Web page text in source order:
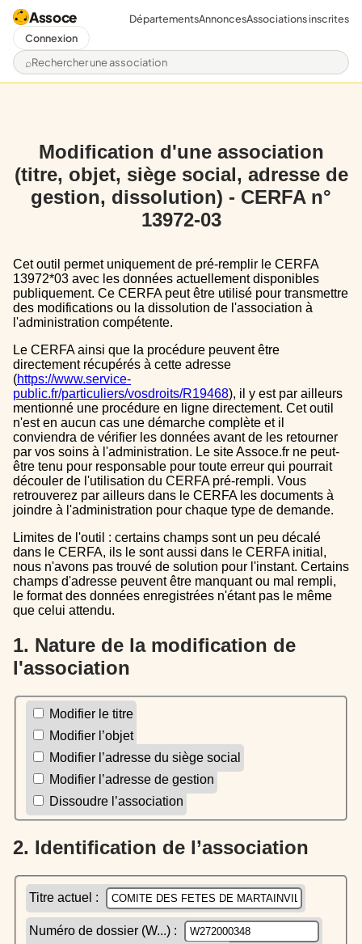
Assoce
Rechercher une association
DépartementsAnnoncesAssociations inscrites
Connexion
Modification d'une association
(titre, objet, siège social, adresse de
gestion, dissolution) - CERFA n°
13972-03
Cet outil permet uniquement de pré-remplir le CERFA
13972*03 avec les données actuellement disponibles
publiquement. Ce CERFA peut être utilisé pour transmettre
des modifications ou la dissolution de l'association à
l'administration compétente.
Le CERFA ainsi que la procédure peuvent être
directement récupérés à cette adresse
(https://www.service-
public.fr/particuliers/vosdroits/R19468), il y est par ailleurs
mentionné une procédure en ligne directement. Cet outil
n'est en aucun cas une démarche complète et il
conviendra de vérifier les données avant de les retourner
par vos soins à l'administration. Le site Assoce.fr ne peut-
être tenu pour responsable pour toute erreur qui pourrait
découler de l'utilisation du CERFA pré-rempli. Vous
retrouverez par ailleurs dans le CERFA les documents à
joindre à l'administration pour chaque type de demande.
Limites de l'outil : certains champs sont un peu décalé
dans le CERFA, ils le sont aussi dans le CERFA initial,
nous n'avons pas trouvé de solution pour l'instant. Certains
champs d'adresse peuvent être manquant ou mal rempli,
le format des données enregistrées n'étant pas le même
que celui attendu.
1. Nature de la modification de
l'association
Modifier le titre
Modifier l’objet
Modifier l’adresse du siège social
Modifier l’adresse de gestion
Dissoudre l’association
2. Identification de l’association
Titre actuel :
Numéro de dossier (W...) :